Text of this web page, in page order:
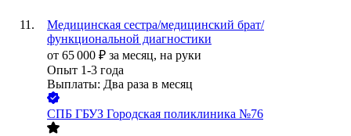
Медицинская сестра/медицинский брат/
функциональной диагностики
от 65 000 ₽ за месяц, на руки
Опыт 1-3 года
Выплаты: Два раза в месяц
СПБ ГБУЗ Городская поликлиника №76